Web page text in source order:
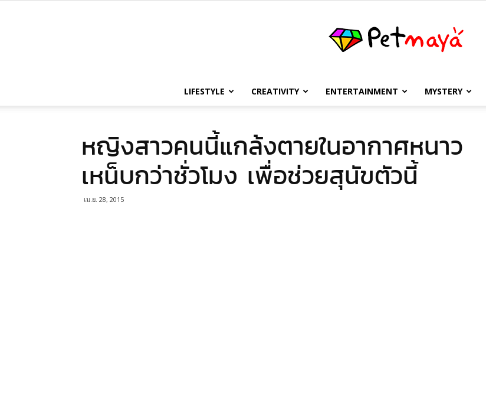
เพชร
มายา
LIFESTYLE CREATIVITY ENTERTAINMENT MYSTERY
หญิงสาวคนนี้แกล้งตายในอากาศหนาว
เหน็บกว่าชั่วโมง เพื่อช่วยสุนัขตัวนี้
เม.ย. 28, 2015